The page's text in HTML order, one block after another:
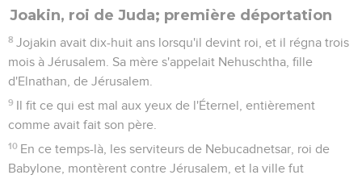
Joakin, roi de Juda; première déportation
8 Jojakin avait dix-huit ans lorsqu'il devint roi, et il régna trois
mois à Jérusalem. Sa mère s'appelait Nehuschtha, fille
d'Elnathan, de Jérusalem.
9 Il fit ce qui est mal aux yeux de l'Éternel, entièrement
comme avait fait son père.
10 En ce temps-là, les serviteurs de Nebucadnetsar, roi de
Babylone, montèrent contre Jérusalem, et la ville fut